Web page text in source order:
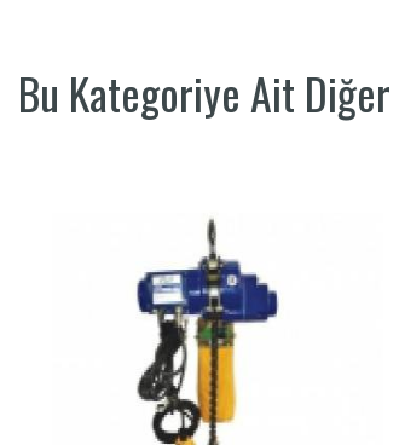
Bu Kategoriye Ait